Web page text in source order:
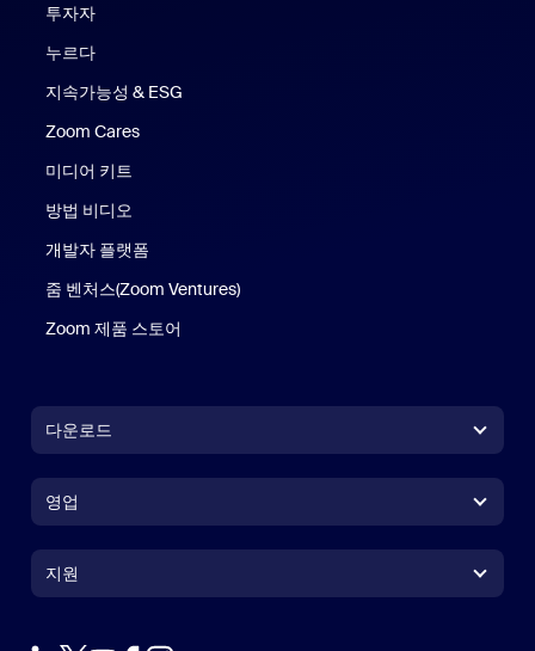
투자자
누르다
지속가능성 & ESG
Zoom Cares
미디어 키트
방법 비디오
개발자 플랫폼
줌 벤처스(Zoom Ventures)
Zoom 제품 스토어
다운로드
Zoom Rooms 앱Zoom Rooms 앱
Zoom Rooms Controller
Outlook 플러그인
영업
영업팀에 문의
지원
지원